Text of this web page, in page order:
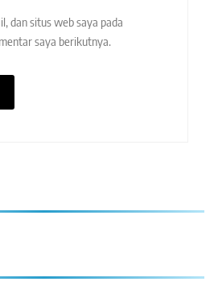
dan situs web saya pada
saya berikutnya.